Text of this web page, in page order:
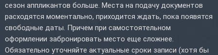
сезон аппликантов больше. Места на подачу документов
расходятся моментально, приходится ждать, пока появятся
свободные даты. Причем при самостоятельном
оформлении забронировать место еще сложнее.
Обязательно уточняйте актуальные сроки записи (хотя бы